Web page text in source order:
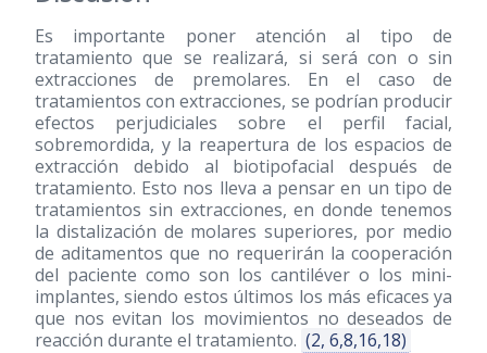
Es importante poner atención al tipo de
tratamiento que se realizará, si será con o sin
extracciones de premolares. En el caso de
tratamientos con extracciones, se podrían producir
efectos perjudiciales sobre el perfil facial,
sobremordida, y la reapertura de los espacios de
extracción debido al biotipofacial después de
tratamiento. Esto nos lleva a pensar en un tipo de
tratamientos sin extracciones, en donde tenemos
la distalización de molares superiores, por medio
de aditamentos que no requerirán la cooperación
del paciente como son los cantiléver o los mini-
implantes, siendo estos últimos los más eficaces ya
que nos evitan los movimientos no deseados de
reacción durante el tratamiento. (2, 6,8,16,18)